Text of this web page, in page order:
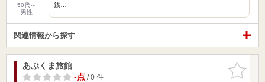
50代～
男性
銭…
関連情報から探す
お気に入
りに追加
あぶくま旅館
-点/ 0 件